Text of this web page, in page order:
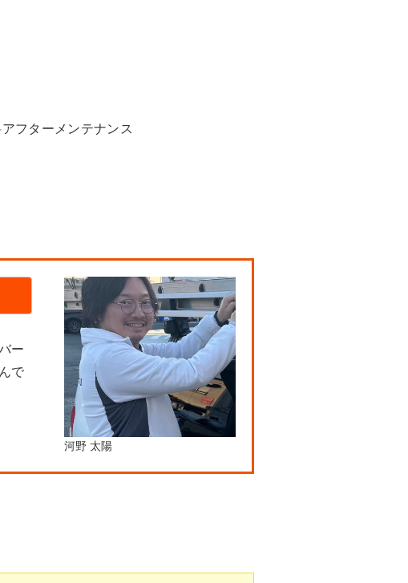
フターメンテナンス
ー
で
河野 太陽